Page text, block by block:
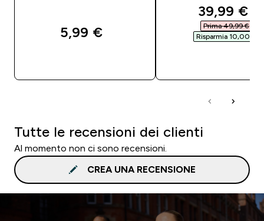
5,99 €‎
39,99 €‎
Prima 49,99 €‎
Risparmia 10,00 €‎
Tutte le recensioni dei clienti
Al momento non ci sono recensioni.
CREA UNA RECENSIONE